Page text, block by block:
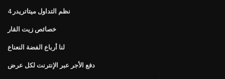
نظم التداول ميتاتريدر 4
خصائص زيت القار
لنا أرباع الفضة النعناع
دفع الأجر عبر الإنترنت لكل عرض